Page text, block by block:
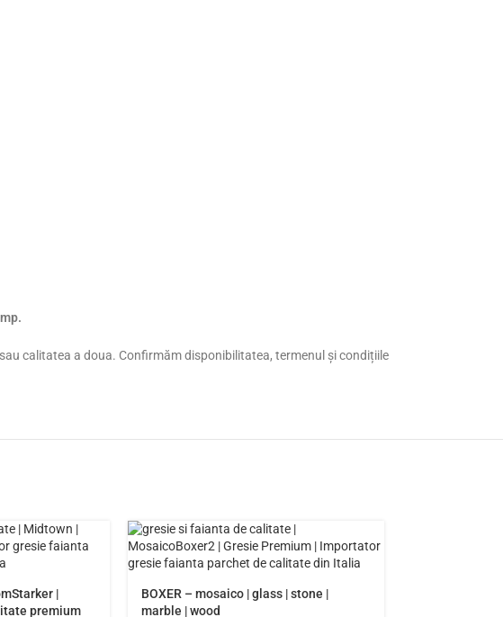
calitatea a doua. Confirmăm disponibilitatea, termenul și condițiile
|
premium
BOXER – mosaico | glass | stone |
marble | wood